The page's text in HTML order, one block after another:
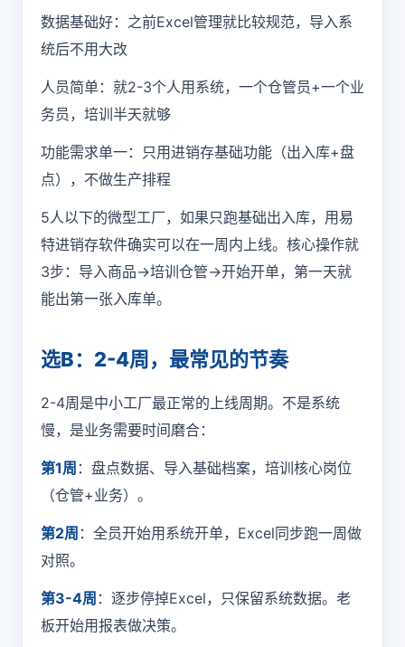
数据基础好：之前Excel管理就比较规范，导入系
统后不用大改
人员简单：就2-3个人用系统，一个仓管员+一个业
务员，培训半天就够
功能需求单一：只用进销存基础功能（出入库+盘
点），不做生产排程
5人以下的微型工厂，如果只跑基础出入库，用易
特进销存软件确实可以在一周内上线。核心操作就
3步：导入商品→培训仓管→开始开单，第一天就
能出第一张入库单。
选B：2-4周，最常见的节奏
2-4周是中小工厂最正常的上线周期。不是系统
慢，是业务需要时间磨合：
第1周 ：盘点数据、导入基础档案，培训核心岗位
（仓管+业务）。
第2周 ：全员开始用系统开单，Excel同步跑一周做
对照。
第3-4周 ：逐步停掉Excel，只保留系统数据。老
板开始用报表做决策。